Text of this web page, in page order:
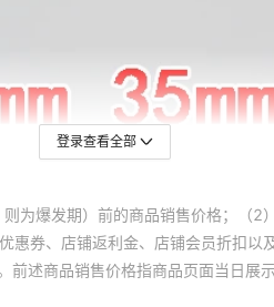
登录查看全部
为爆发期）前的商品销售价格；
券、店铺返利金、店铺会员折扣
述商品销售价格指商品页面当日展